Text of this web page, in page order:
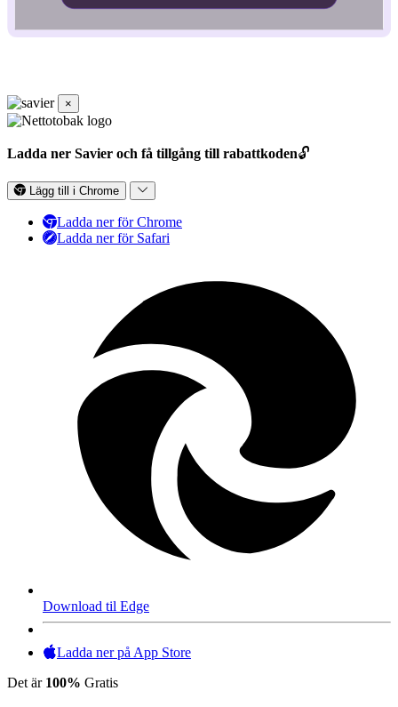
×
Ladda ner Savier och få tillgång till rabattkoden🔓
Lägg till i Chrome
Ladda ner för Chrome
Ladda ner för Safari
Download til Edge
Ladda ner på App Store
Det är 100% Gratis